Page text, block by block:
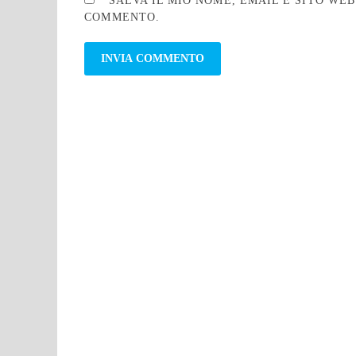
COMMENTO.